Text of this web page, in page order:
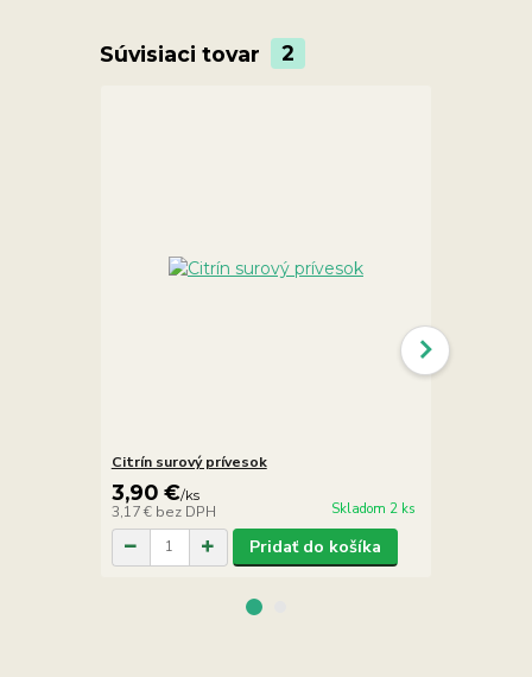
Súvisiaci tovar 2
Citrín surový prívesok
3,90 €/ks
3,17 € bez DPH Skladom 2 ks
Pridať do košíka